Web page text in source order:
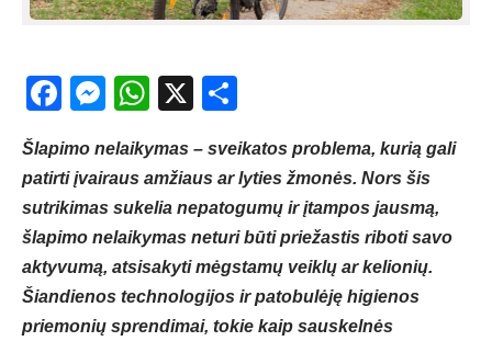
Facebook
Messenger
WhatsApp
X
Šlapimo nelaikymas – sveikatos problema, kurią gali
patirti įvairaus amžiaus ar lyties žmonės. Nors šis
sutrikimas sukelia nepatogumų ir įtampos jausmą,
šlapimo nelaikymas neturi būti priežastis riboti savo
aktyvumą, atsisakyti mėgstamų veiklų ar kelionių.
Šiandienos technologijos ir patobulėję higienos
priemonių sprendimai, tokie kaip sauskelnės